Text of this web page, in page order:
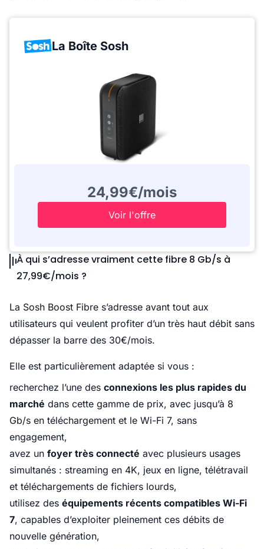
La Boîte Sosh
24,99€/mois
Voir l'offre
À qui s’adresse vraiment cette fibre 8 Gb/s à
27,99€/mois ?
La Sosh Boost Fibre s’adresse avant tout aux
utilisateurs qui veulent profiter d’un très haut débit sans
dépasser la barre des 30€/mois.
Elle est particulièrement adaptée si vous :
recherchez l’une des connexions les plus rapides du
marché dans cette gamme de prix, avec jusqu’à 8
Gb/s en téléchargement et le Wi-Fi 7, sans
engagement,
avez un foyer très connecté avec plusieurs usages
simultanés : streaming en 4K, jeux en ligne, télétravail
et téléchargements de fichiers lourds,
utilisez des équipements récents compatibles Wi-Fi
7, capables d’exploiter pleinement ces débits de
nouvelle génération,